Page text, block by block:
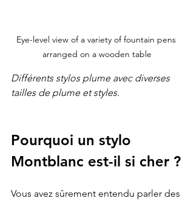
Eye-level view of a variety of fountain pens
arranged on a wooden table
Différents stylos plume avec diverses
tailles de plume et styles.
Pourquoi un stylo
Montblanc est-il si cher ?
Vous avez sûrement entendu parler des